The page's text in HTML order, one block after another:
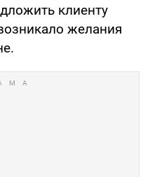
клиенту
желания